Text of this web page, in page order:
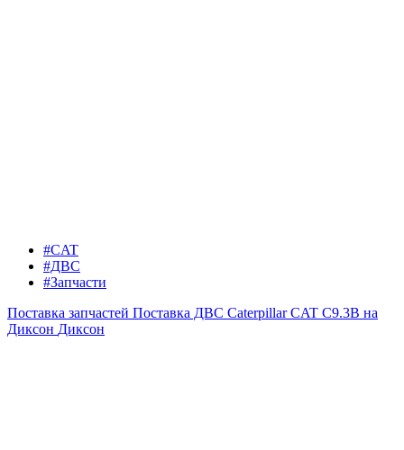
#CAT
#ДВС
#Запчасти
Поставка запчастей Поставка ДВС Caterpillar CAT C9.3B на
Диксон Диксон